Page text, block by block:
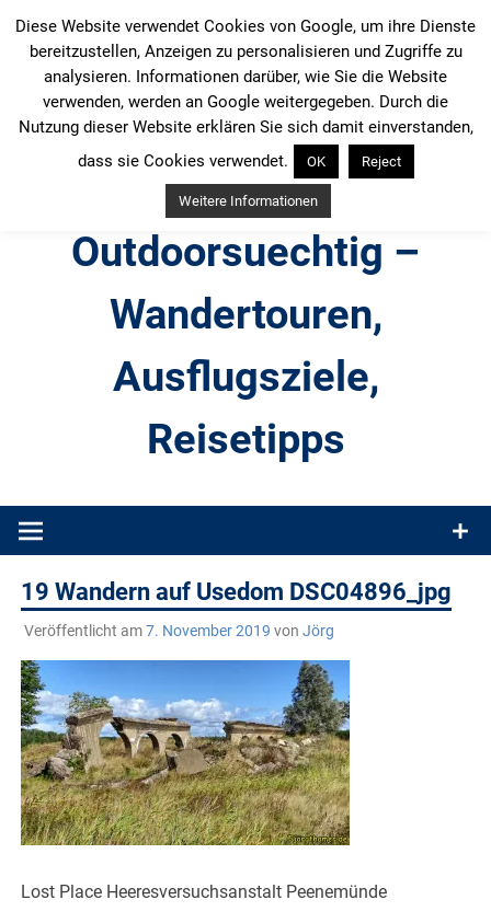
Inhalt
springen
Outdoorsuechtig –
Wandertouren,
Ausflugsziele,
Reisetipps
Produkttests und Buchrezensionen. Ein Blog für alle, die gern
19 Wandern auf Usedom DSC04896_jpg
Veröffentlicht am7. November 2019 von Jörg
Lost Place Heeresversuchsanstalt Peenemünde
Diese Website verwendet Cookies von Google, um ihre Dienste
bereitzustellen, Anzeigen zu personalisieren und Zugriffe zu
analysieren. Informationen darüber, wie Sie die Website
verwenden, werden an Google weitergegeben. Durch die
Nutzung dieser Website erklären Sie sich damit einverstanden,
dass sie Cookies verwendet.
OK Reject
Weitere Informationen